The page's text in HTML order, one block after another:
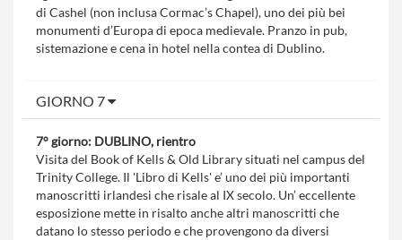
di Cashel (non inclusa Cormac’s Chapel), uno dei più bei
monumenti d’Europa di epoca medievale. Pranzo in pub,
sistemazione e cena in hotel nella contea di Dublino.
GIORNO 7
7° giorno: DUBLINO, rientro
Visita del Book of Kells & Old Library situati nel campus del
Trinity College. Il 'Libro di Kells' e’ uno dei più importanti
manoscritti irlandesi che risale al IX secolo. Un’ eccellente
esposizione mette in risalto anche altri manoscritti che
datano lo stesso periodo e che provengono da diversi